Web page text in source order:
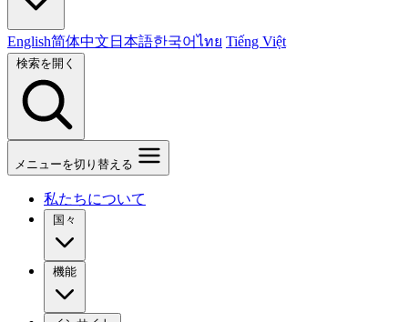
English简体中文 日本語한국어ไทย Tiếng Việt
検索を開く
メニューを切り替える
私たちについて
国々
機能